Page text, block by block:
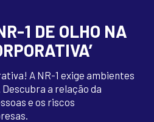
1 DE OLHO NA
A NR-1 exige ambientes
a relação da
e os riscos